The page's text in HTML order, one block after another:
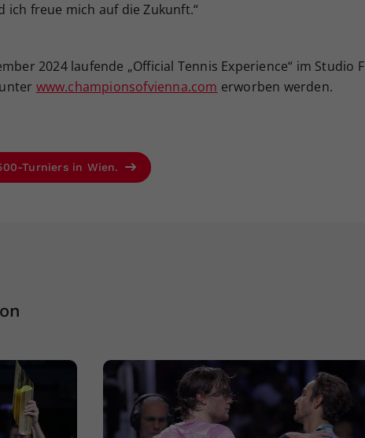
freue mich auf die Zukunft.“
2024 laufende „Official Tennis Experience“ im Studio F
www.championsofvienna.com erworben werden.
Turniers in Wien.